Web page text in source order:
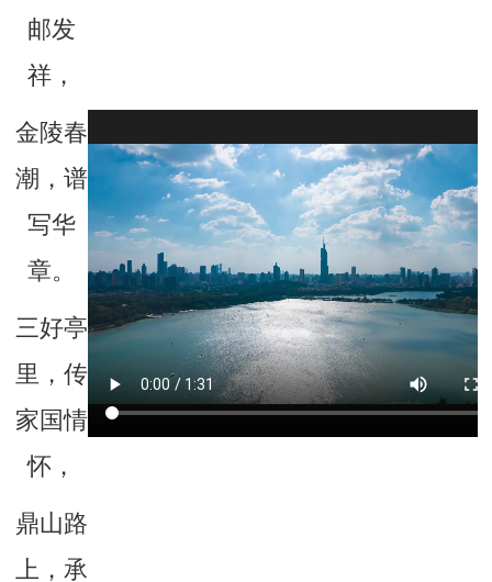
邮发
祥，
金陵春
潮，谱
写华
章。
三好亭
里，传
家国情
怀，
鼎山路
上，承